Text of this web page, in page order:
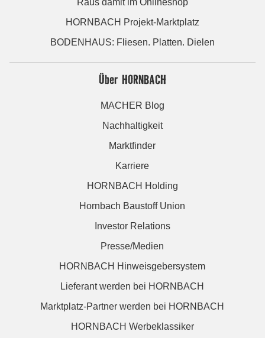
Raus damit im Onlineshop
HORNBACH Projekt-Marktplatz
BODENHAUS: Fliesen. Platten. Dielen
Über HORNBACH
MACHER Blog
Nachhaltigkeit
Marktfinder
Karriere
HORNBACH Holding
Hornbach Baustoff Union
Investor Relations
Presse/Medien
HORNBACH Hinweisgebersystem
Lieferant werden bei HORNBACH
Marktplatz-Partner werden bei HORNBACH
HORNBACH Werbeklassiker